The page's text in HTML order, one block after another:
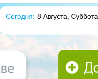
Сегодня: 8 Августа, Суббота